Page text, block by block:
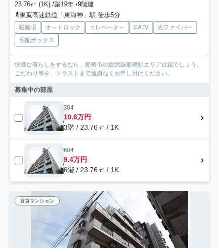
23.76㎡ (1K) /築19年 /9階建
東葉高速鉄道「東海神」駅 徒歩5分
駐輪場 オートロック エレベーター CATV
光ファイバー
宅配ボックス
快適な暮らしをするなら、船橋市の総武線船橋駅エリア近辺でしょう。
こだわり等を、トラストまで遠慮なくお申し付けください。
募集中の部屋
304
10.6万円
3階 / 23.76㎡ / 1K
604
9.4万円
6階 / 23.76㎡ / 1K
賃貸マンション